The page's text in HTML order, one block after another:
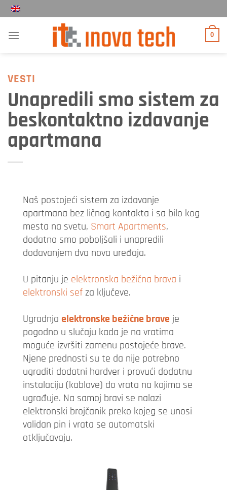
Прескочи
0
VESTI
Unapredili smo sistem za
beskontaktno izdavanje
apartmana
Naš postojeći sistem za izdavanje
apartmana bez ličnog kontakta i sa bilo kog
mesta na svetu, Smart Apartments,
dodatno smo poboljšali i unapredili
dodavanjem dva nova uređaja.
U pitanju je elektronska bežična brava i
elektronski sefza ključeve.
Ugradnja elektronske bežične brave je
pogodno u slučaju kada je na vratima
moguće izvršiti zamenu postojeće brave.
Njene prednosti su te da nije potrebno
ugraditi dodatni hardver i provući dodatnu
instalaciju (kablove) do vrata na kojima se
ugrađuje. Na samoj bravi se nalazi
elektronski brojčanik preko kojeg se unosi
validan pin i vrata se automatski
otključavaju.